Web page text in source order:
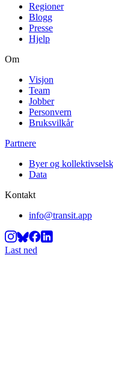
Regioner
Blogg
Presse
Hjelp
Om
Visjon
Team
Jobber
Personvern
Bruksvilkår
Partnere
Byer og
Data
Kontakt
info@transit.app
Last ned